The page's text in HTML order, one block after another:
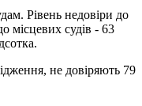
Рівень недовіри до
місцевих судів - 63
не довіряють 79